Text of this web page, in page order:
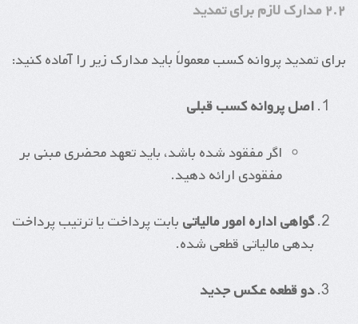
۲.۲ مدارک لازم برای تمدید
برای تمدید پروانه کسب معمولاً باید مدارک زیر را آماده کنید:
اصل پروانه کسب قبلی
اگر مفقود شده باشد، باید تعهد محضری مبنی بر
مفقودی ارائه دهید.
گواهی اداره امور مالیاتی بابت پرداخت یا ترتیب پرداخت
بدهی مالیاتی قطعی شده.
دو قطعه عکس جدید